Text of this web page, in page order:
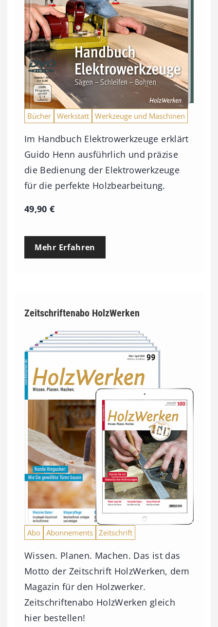
Bücher Werkstatt Werkzeuge und Maschinen
Im Handbuch Elektrowerkzeuge erklärt
Guido Henn ausführlich und präzise
die Bedienung der Elektrowerkzeuge
für die perfekte Holzbearbeitung.
49,90€
Mehr Erfahren
Zeitschriftenabo HolzWerken
Abo Abonnements Zeitschrift
Wissen. Planen. Machen. Das ist das
Motto der Zeitschrift HolzWerken, dem
Magazin für den Holzwerker.
Zeitschriftenabo HolzWerken gleich
hier bestellen!